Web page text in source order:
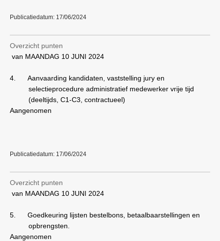
Publicatiedatum: 17/06/2024
Overzicht punten
van MAANDAG 10 JUNI 2024
4.
Aanvaarding kandidaten, vaststelling jury en
selectieprocedure administratief medewerker vrije tijd
(deeltijds, C1-C3, contractueel)
Aangenomen
Publicatiedatum: 17/06/2024
Overzicht punten
van MAANDAG 10 JUNI 2024
5.
Goedkeuring lijsten bestelbons, betaalbaarstellingen en
opbrengsten.
Aangenomen